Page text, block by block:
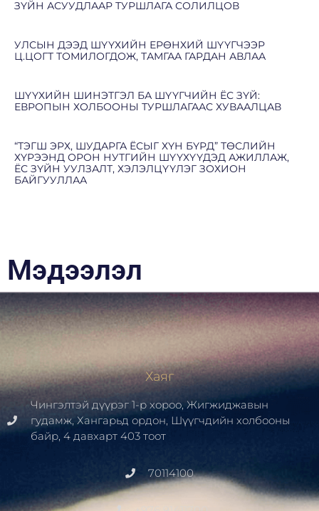
ЗҮЙН АСУУДЛААР ТУРШЛАГА СОЛИЛЦОВ
УЛСЫН ДЭЭД ШҮҮХИЙН ЕРӨНХИЙ ШҮҮГЧЭЭР
Ц.ЦОГТ ТОМИЛОГДОЖ, ТАМГАА ГАРДАН АВЛАА
ШҮҮХИЙН ШИНЭТГЭЛ БА ШҮҮГЧИЙН ЁС ЗҮЙ:
ЕВРОПЫН ХОЛБООНЫ ТУРШЛАГААС ХУВААЛЦАВ
“ТЭГШ ЭРХ, ШУДАРГА ЁСЫГ ХҮН БҮРД” ТӨСЛИЙН
ХҮРЭЭНД ОРОН НУТГИЙН ШҮҮХҮҮДЭД АЖИЛЛАЖ,
ЁС ЗҮЙН УУЛЗАЛТ, ХЭЛЭЛЦҮҮЛЭГ ЗОХИОН
БАЙГУУЛЛАА
Мэдээлэл
Хаяг
Чингэлтэй дүүрэг 1-р хороо, Жигжиджавын
гудамж, Хангарьд ордон, Шүүгчдийн холбооны
байр, 4 давхарт 403 тоот
70114100